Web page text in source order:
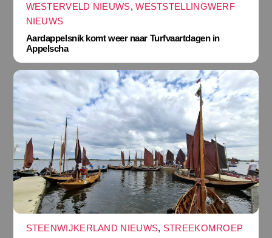
WESTERVELD NIEUWS,WESTSTELLINGWERF
NIEUWS
Aardappelsnik komt weer naar Turfvaartdagen in
Appelscha
STEENWIJKERLAND NIEUWS, STREEKOMROEP